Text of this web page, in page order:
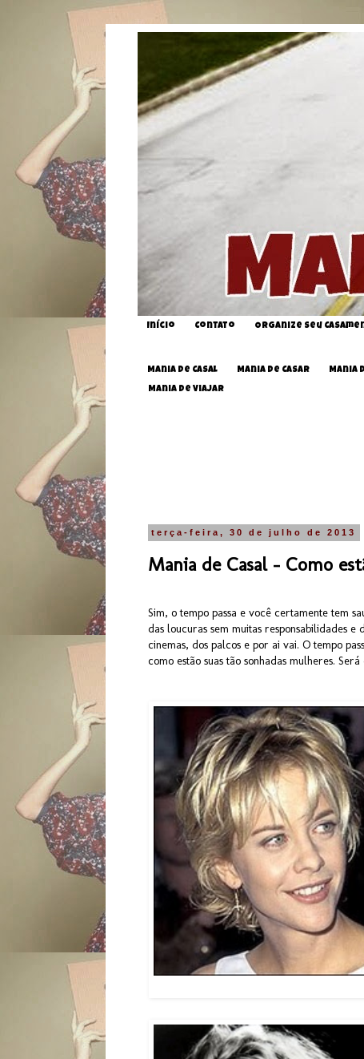
Início Contato Organize seu
Mania de Casal Mania de Casar Mania
Mania de Viajar
terça-feira, 30 de julho de 2013
Mania de Casal - Como
Sim, o tempo passa e você certamente tem
das loucuras sem muitas responsabilidades
cinemas, dos palcos e por ai vai. O tempo
como estão suas tão sonhadas mulheres.